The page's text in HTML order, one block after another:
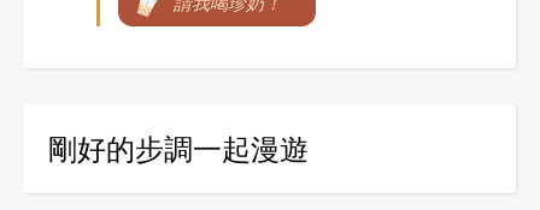
剛好的步調一起漫遊